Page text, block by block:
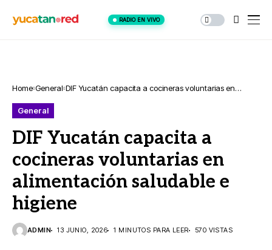
RADIO EN VIVO
Home General DIF Yucatán capacita a cocineras voluntarias en
General
DIF Yucatán capacita a
cocineras voluntarias en
alimentación saludable e
higiene
ADMIN 13 JUNIO, 2026 1 MINUTOS PARA LEER 570 VISTAS